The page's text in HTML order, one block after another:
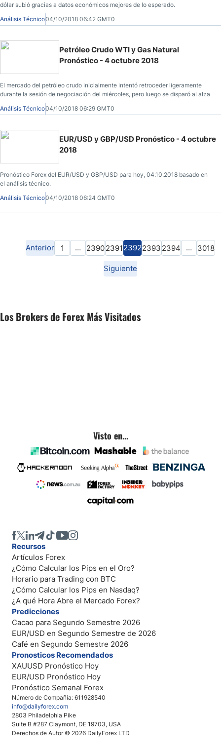
dólar subió gracias a datos económicos mejores de lo esperado.
Análisis Técnico04/10/2018 06:42 GMT0
Petróleo Crudo WTI y Gas Natural
Pronóstico - 4 octubre 2018
El mercado del petróleo crudo inicialmente intentó retroceder ligeramente
durante la sesión de negociación del miércoles, pero luego se disparó al alza
Análisis Técnico04/10/2018 06:29 GMT0
EUR/USD y GBP/USD Pronóstico - 4 octubre
2018
Pronóstico Forex del EUR/USD y GBP/USD para hoy, 04.10.2018 basado en
el análisis técnico.
Análisis Técnico04/10/2018 06:24 GMT0
Anterior 1 … 23902391 23922393 2394 … 3018
Siguiente
Los Brokers de Forex Más Visitados
Visto en...
Número de Compañía: 611928540
info@dailyforex.com
2803 Philadelphia Pike
Suite B #287 Claymont, DE 19703, USA
Derechos de Autor © 2026 DailyForex LTD
Recursos
Artículos Forex
¿Cómo Calcular los Pips en el Oro?
Horario para Trading con BTC
¿Cómo Calcular los Pips en Nasdaq?
¿A qué Hora Abre el Mercado Forex?
Predicciones
Cacao para Segundo Semestre 2026
EUR/USD en Segundo Semestre de 2026
Café en Segundo Semestre 2026
Pronosticos Recomendados
XAUUSD Pronóstico Hoy
EUR/USD Pronóstico Hoy
Pronóstico Semanal Forex